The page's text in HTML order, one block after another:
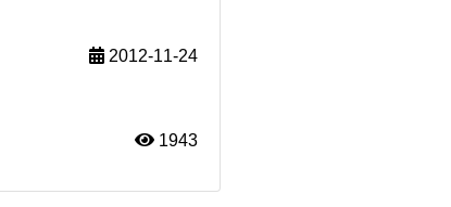
2012-11-24
1943